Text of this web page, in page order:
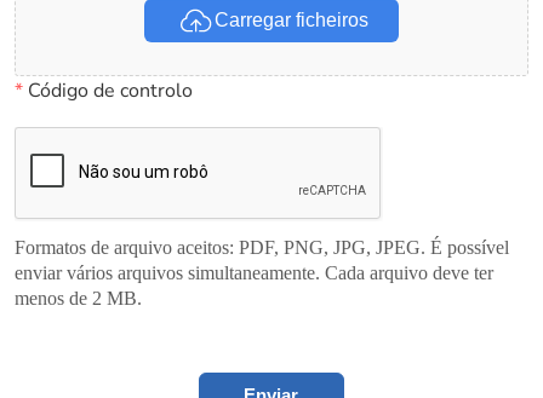
Carregar ficheiros
*Código de controlo
Formatos de arquivo aceitos: PDF, PNG, JPG, JPEG. É possível
enviar vários arquivos simultaneamente. Cada arquivo deve ter
menos de 2 MB.